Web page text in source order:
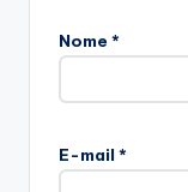
Nome *
E-mail *